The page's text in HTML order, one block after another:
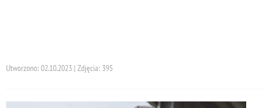
Utworzono: 02.10.2023 | Zdjęcia: 395